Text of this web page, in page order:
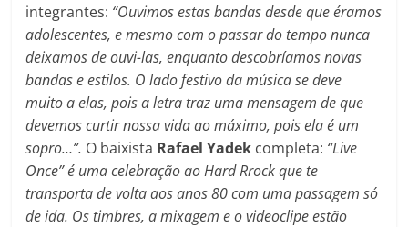
integrantes: “Ouvimos estas bandas desde que éramos
adolescentes, e mesmo com o passar do tempo nunca
deixamos de ouvi-las, enquanto descobríamos novas
bandas e estilos. O lado festivo da música se deve
muito a elas, pois a letra traz uma mensagem de que
devemos curtir nossa vida ao máximo, pois ela é um
sopro…”. O baixista Rafael Yadek completa: “Live
Once” é uma celebração ao Hard Rrock que te
transporta de volta aos anos 80 com uma passagem só
de ida. Os timbres, a mixagem e o videoclipe estão